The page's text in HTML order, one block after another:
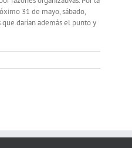
31 de mayo, sábado,
darían además el punto y